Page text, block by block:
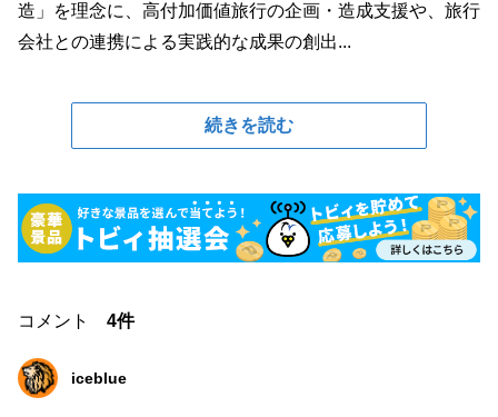
造」を理念に、高付加価値旅行の企画・造成支援や、旅行
会社との連携による実践的な成果の創出...
続きを読む
コメント 4件
iceblue